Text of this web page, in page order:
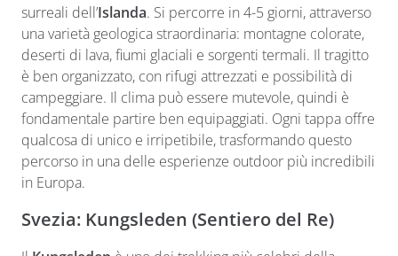
surreali dell’Islanda. Si percorre in 4-5 giorni, attraverso
una varietà geologica straordinaria: montagne colorate,
deserti di lava, fiumi glaciali e sorgenti termali. Il tragitto
è ben organizzato, con rifugi attrezzati e possibilità di
campeggiare. Il clima può essere mutevole, quindi è
fondamentale partire ben equipaggiati. Ogni tappa offre
qualcosa di unico e irripetibile, trasformando questo
percorso in una delle esperienze outdoor più incredibili
in Europa.
Svezia: Kungsleden (Sentiero del Re)